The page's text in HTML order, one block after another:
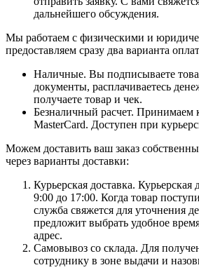
дальнейшего обсуждения.
Мы работаем с физическими и
предоставляем сразу два варианта
Наличные. Вы подписываете
документы, расплачиваетесь
получаете товар и чек.
Безналичный расчет. Принимаем
MasterCard. Доступен при
Можем доставить ваш заказ
через варианты доставки:
Курьерская доставка. Курьерская
9:00 до 17:00. Когда товар
служба свяжется для уточнения
предложит выбрать удобное
адрес.
Самовывоз со склада. Для
сотруднику в зоне выдачи и